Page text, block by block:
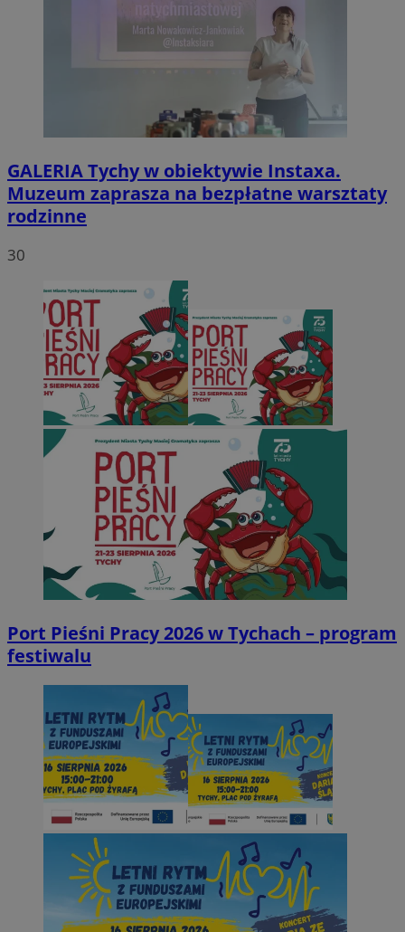
GALERIATychy w obiektywie Instaxa.
Muzeum zaprasza na bezpłatne warsztaty
rodzinne
30
Port Pieśni Pracy 2026 w Tychach – program
festiwalu